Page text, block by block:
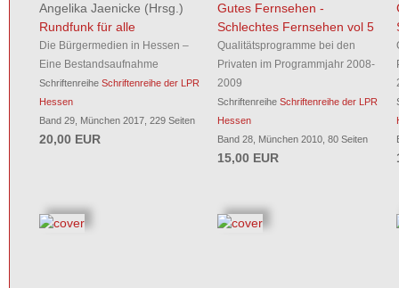
Angelika Jaenicke (Hrsg.)
Rundfunk für alle
Die Bürgermedien in Hessen –
Eine Bestandsaufnahme
Schriftenreihe Schriftenreihe der LPR
Hessen
Band 29, München 2017, 229 Seiten
20,00 EUR
Gutes Fernsehen -
Schlechtes Fernsehen vol 5
Qualitätsprogramme bei den
Privaten im Programmjahr 2008-
2009
SchriftenreiheSchriftenreihe der LPR
Hessen
Band 28, München 2010, 80 Seiten
15,00 EUR